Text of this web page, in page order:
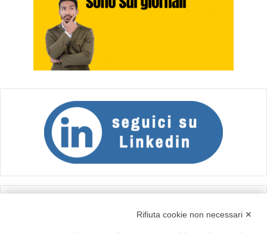
Rifiuta cookie non necessari ✕